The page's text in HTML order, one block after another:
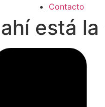
Contacto
está